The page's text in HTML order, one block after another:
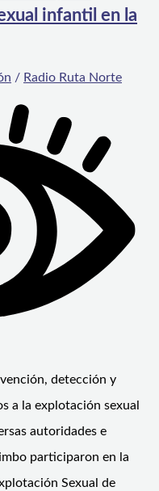
infantil en la
/ Radio Ruta Norte
detección y
a la explotación sexual
autoridades e
participaron en la
Sexual de